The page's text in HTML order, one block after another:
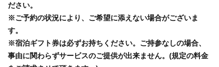
ださい。
※ご予約の状況により、ご希望に添えない場合がございま
す。
※宿泊ギフト券は必ずお持ちください。ご持参なしの場合、
事由に関わらずサービスのご提供が出来ません。(規定の料金